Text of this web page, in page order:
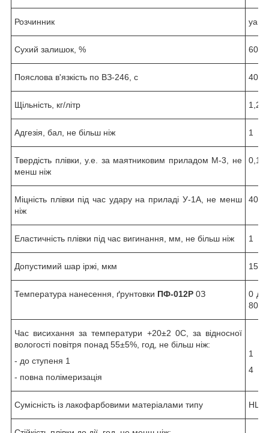
Розчинник
Сухий залишок, % 60-
Пояслова в'язкість по ВЗ-246, с 40-
Щільність, кг/літр 1,2-
Адгезія, бал, не більш ніж 1
Твердість плівки, у.е. за маятниковим приладом М-3, не
менш ніж
0,14
Міцність плівки під час удару на приладі У-1А, не менш
ніж
40
Еластичність плівки під час вигинання, мм, не більш ніж 1
Допустимий шар іржі, мкм 150-
Температура нанесення, ґрунтовки ПФ-012Р 0З
0 до
80%
Час висихання за температури +20±2 0С, за відносної
вологості повітря понад 55±5%, год, не більш ніж:
- до ступеня 1
- повна полімеризація
1
4
Сумісність із лакофарбовими матеріалами типу НЦ,